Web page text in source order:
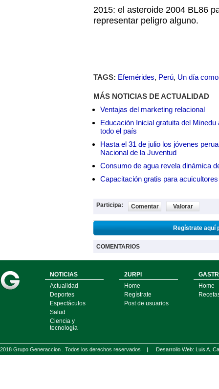
2015: el asteroide 2004 BL86
representar peligro alguno.
TAGS: Efemérides, Perú, Un día
MÁS NOTICIAS DE ACTUALIDAD
Ventajas del marketing relacional
Educación Inicial gratuita del
todo el país
Hasta el 31 de julio los jóvenes
Nacional de la Juventud
Consumo de agua revela dinámica
Capacitación gratis para
Participa: Comentar Valorar
Regístrate aquí
COMENTARIOS
NOTICIAS
Actualidad
Deportes
Espectáculos
Salud
Ciencia y
tecnología
2URPI
Home
Regístrate
Post de usuarios
Home
2018 Grupo Generaccion . Todos los derechos reservados | Desarrollo Web: Luis